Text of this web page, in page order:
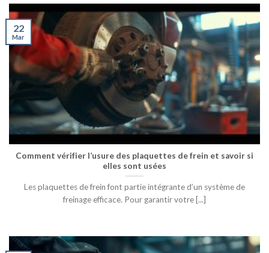
Comment vérifier l’usure des plaquettes de frein et savoir si
elles sont usées
Les plaquettes de frein font partie intégrante d’un système de
freinage efficace. Pour garantir votre [...]
22
Mar